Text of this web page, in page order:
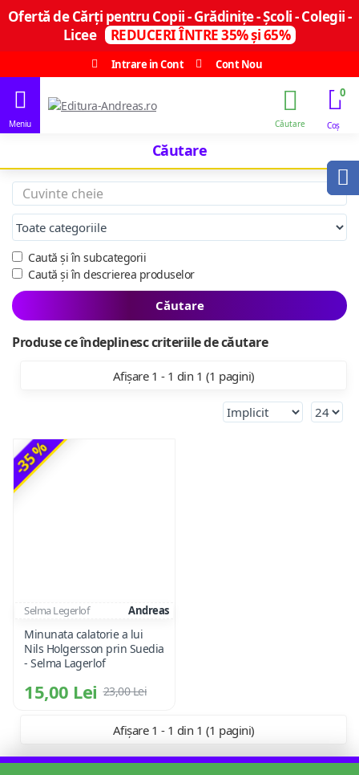
Ofertă de Cărți pentru Copii - Grădinițe - Școli - Colegii -
Licee
REDUCERI ÎNTRE 35% și 65%
Intrare in Cont
Cont Nou
0
Căutare
Caută și în subcategorii
Caută și în descrierea produselor
Căutare
Produse ce îndeplinesc criteriile de căutare
Afișare 1 - 1 din 1 (1 pagini)
-35 %
Selma Legerlof Andreas
Minunata calatorie a lui
Nils Holgersson prin Suedia
- Selma Lagerlof
15,00 Lei 23,00 Lei
Afișare 1 - 1 din 1 (1 pagini)